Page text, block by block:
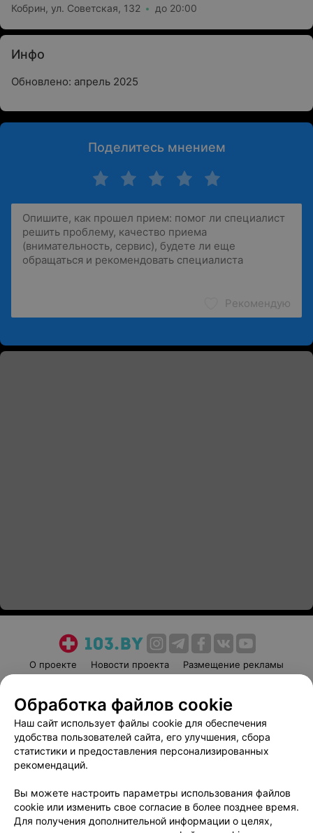
Кобрин, ул. Советская, 132 до 20:00
Инфо
Обновлено: апрель 2025
Поделитесь мнением
Рекомендую
О проекте Новости проекта
Размещение рекламы
Пользовательское соглашение
Способы оплаты
Вакансии
Партнеры
Написать руководителю 103.by
Обработка персональных данных
Обработка файлов cookie
Наш сайт использует файлы cookie для обеспечения
удобства пользователей сайта, его улучшения, сбора
статистики и предоставления персонализированных
рекомендаций.
Вы можете настроить параметры использования файлов
cookie или изменить свое согласие в более позднее время.
Для получения дополнительной информации о целях,